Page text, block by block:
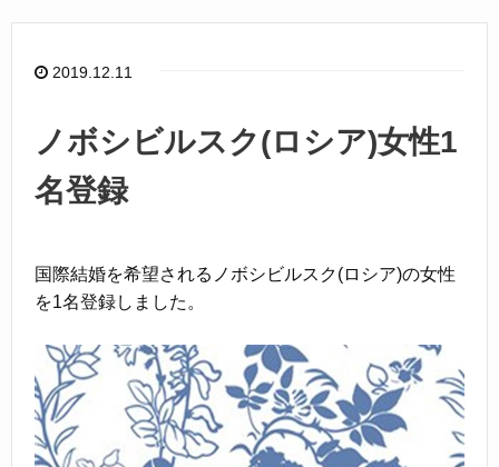
2019.12.11
ノボシビルスク(ロシア)女性1
名登録
国際結婚を希望されるノボシビルスク(ロシア)の女性
を1名登録しました。